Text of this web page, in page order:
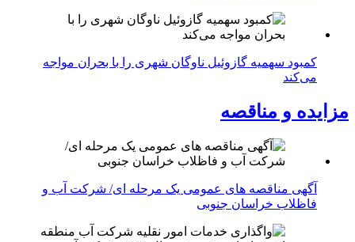
کمبود سهمیه گازوئیل ناوگان شهری را با بحران مواجه
می‌کند
مزایده و مناقصه
آگهی مناقصه های عمومی یک مرحله ای/ شرکت آب و
فاظلاب خراسان جنوبی